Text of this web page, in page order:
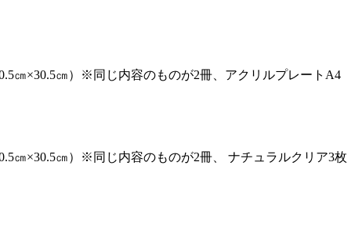
㎝×30.5㎝）※同じ内容のものが2冊、アクリルプレートA4
㎝×30.5㎝）※同じ内容のものが2冊、 ナチュラルクリア3枚